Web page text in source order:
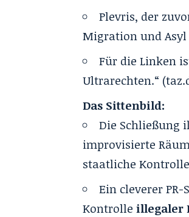
Plevris, der
Migration und
Für die Linken
Ultrarechten.“
Das Sittenbild:
Die Schließung
improvisierte
staatliche
Ein cleverer
Kontrolleillegaler